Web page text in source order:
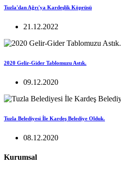
Tuzla'dan Ağrı'ya Kardeşlik Köprüsü
21.12.2022
2020 Gelir-Gider Tablomuzu Astık.
09.12.2020
Tuzla Belediyesi İle Kardeş Belediye Olduk.
08.12.2020
Kurumsal